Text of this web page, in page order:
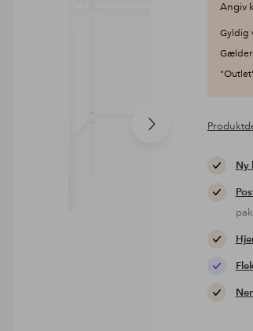
Næste
Angiv
Gyldig
Gælder
Ny